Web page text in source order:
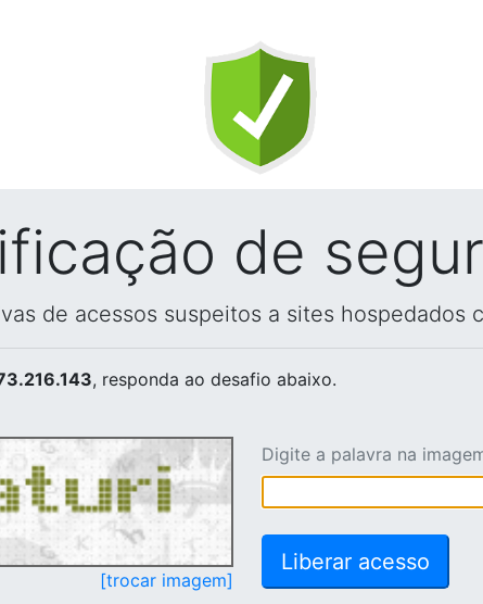
de
de acessos suspeitos a sites hospedados
, responda ao desafio abaixo.
[trocar imagem]
Digite a palavra na